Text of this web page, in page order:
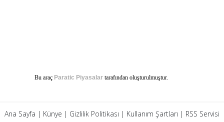
Bu araç Paratic Piyasalar tarafından oluşturulmuştur.
Ana Sayfa | Künye | Gizlilik Politikası | Kullanım Şartları | RSS Servisi